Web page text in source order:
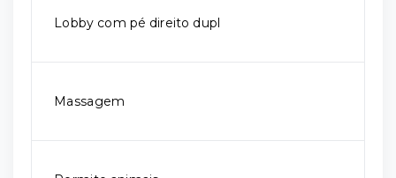
Lobby com pé direito dupl
Massagem